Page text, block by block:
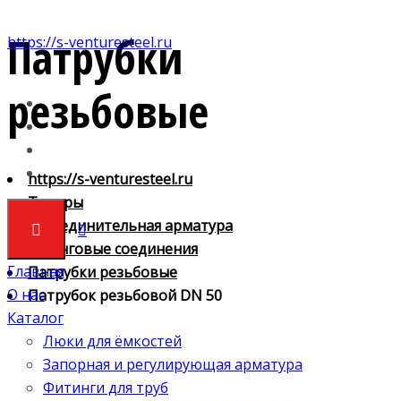
https://s-venturesteel.ru
Главная
О нас
Каталог
Люки для ёмкостей
Запорная и регулирующая арматура
Фитинги для труб
Патрубки
резьбовые
https://s-venturesteel.ru
Товары
4. Соединительная арматура
Шланговые соединения
Патрубки резьбовые
Патрубок резьбовой DN 50